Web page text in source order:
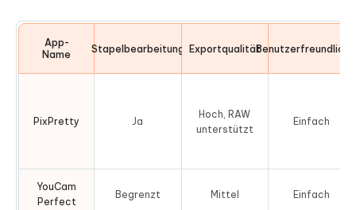
App-
Name
Stapelbearbeitung Exportqualität
PixPretty Ja
Hoch, RAW
unterstützt
Einfach
YouCam
Perfect
Begrenzt Mittel Einfach